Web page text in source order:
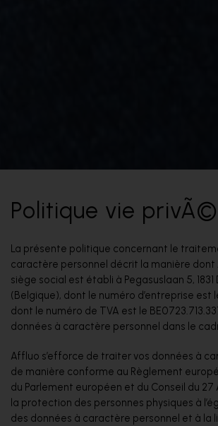
Politique vie
La présente politique concernant le
caractère personnel décrit la manière dont
siège social est établi à Pegasuslaan 5, 1831
(Belgique), dont le numéro d’entreprise est
dont le numéro de TVA est le
données à caractère personnel dans le
Affluo s’efforce de traiter vos données à
de manière conforme au Règlement
du Parlement européen et du Conseil du 27
la protection des personnes physiques à
des données à caractère personnel et à la